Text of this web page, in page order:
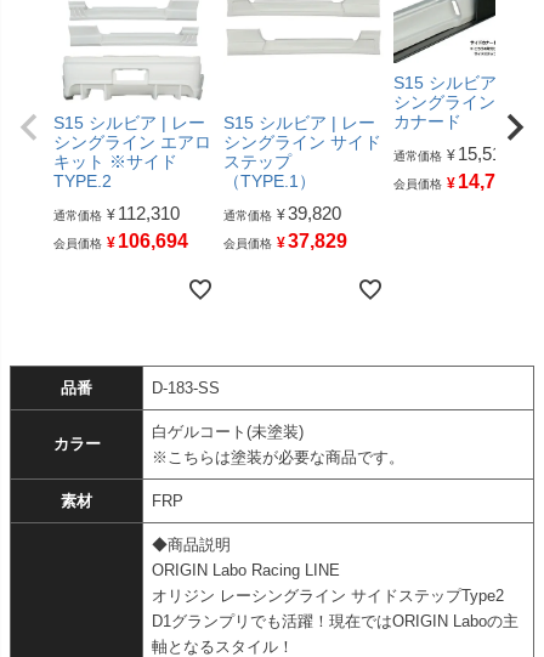
S15 シルビア | レー
シングライン エアロ
キット ※サイド
TYPE.2
通常価格 ¥ 112,310
会員価格 ¥ 106,694
S15 シルビア | レー
シングライン サイド
ステップ
（TYPE.1）
通常価格 ¥39,820
会員価格 ¥37,829
S15 シルビア | レー
シングライン サイ
カナード
通常価格 ¥ 15,510
会員価格 ¥ 14,734
品番 D-183-SS
カラー
白ゲルコート(未塗装)
※こちらは塗装が必要な商品です。
素材 FRP
◆商品説明
ORIGIN Labo Racing LINE
オリジン レーシングライン サイドステップType2
D1グランプリでも活躍！現在ではORIGIN Laboの主
軸となるスタイル！